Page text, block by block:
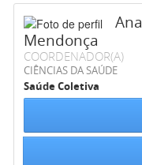
Mendonça
COORDENADOR(A)
CIÊNCIAS DA SAÚDE
Saúde Coletiva